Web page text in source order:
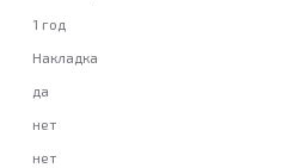
1 год
Накладка
да
нет
нет